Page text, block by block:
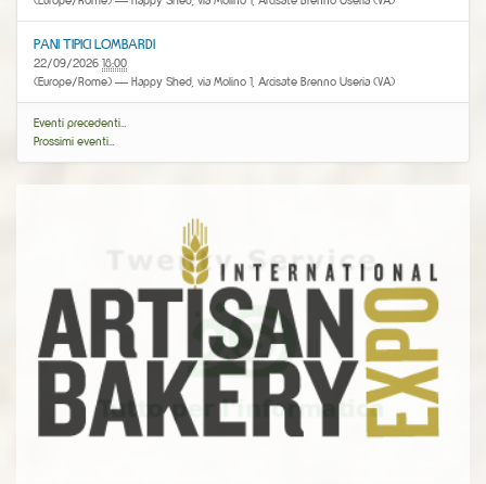
PANI TIPICI LOMBARDI
22/09/2026 18:00
(Europe/Rome) — Happy Shed, via Molino 1, Arcisate Brenno Useria (VA)
Eventi precedenti…
Prossimi eventi…